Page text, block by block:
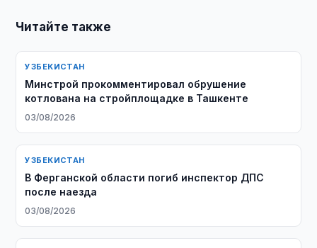
Читайте также
УЗБЕКИСТАН
Минстрой прокомментировал обрушение
котлована на стройплощадке в Ташкенте
03/08/2026
УЗБЕКИСТАН
В Ферганской области погиб инспектор ДПС
после наезда
03/08/2026